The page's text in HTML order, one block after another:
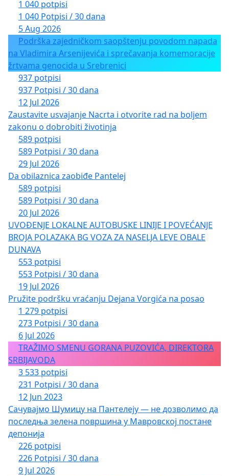
1 040 potpisi
1 040 Potpisi / 30 dana
5 Aug 2026
Podrška zajedničkom saopštenju povodom napada
na Vladimira Arsenijevića i sprečavanja komemoracije
žrtvama genocida u Srebrenici
937 potpisi
937 Potpisi / 30 dana
12 Jul 2026
Zaustavite usvajanje Nacrta i otvorite rad na boljem
zakonu o dobrobiti životinja
589 potpisi
589 Potpisi / 30 dana
29 Jul 2026
Da obilaznica zaobiđe Pantelej
589 potpisi
589 Potpisi / 30 dana
20 Jul 2026
UVOĐENJE LOKALNE AUTOBUSKE LINIJE I POVEĆANJE
BROJA POLAZAKA BG VOZA ZA NASELJA LEVE OBALE
DUNAVA
553 potpisi
553 Potpisi / 30 dana
19 Jul 2026
Pružite podršku vraćanju Dejana Vorgića na posao
1 279 potpisi
273 Potpisi / 30 dana
6 Jul 2026
TRAŽIMO SMENU GORANA PUZOVIĆA, DIREKTORA
SRBIJAVODA
3 533 potpisi
231 Potpisi / 30 dana
12 Jun 2023
Сачувајмо Шумицу на Пантелеју — не дозволимо да
последња зелена површина у Мавровској постане
депонија
226 potpisi
226 Potpisi / 30 dana
9 Jul 2026